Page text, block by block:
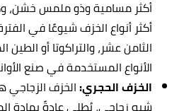
أكثر مسامية وذو ملمس خشن،
أكثر أنواع الخزف شيوعًا في
الثامن عشر، والتراكوتا أو
الأنواع المستخدمة في صنع
الخزف الحجري:الخزف